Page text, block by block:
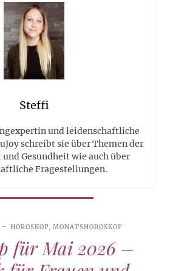
Steffi
und leidenschaftliche
schreibt sie über Themen der
Gesundheit wie auch über
Fragestellungen.
HOROSKOP,MONATSHOROSKOP
für Mai 2026 –